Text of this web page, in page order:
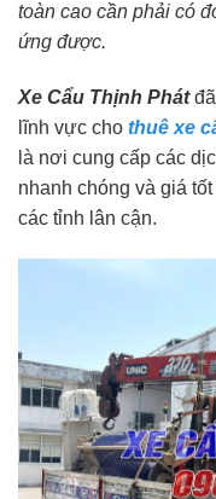
toàn cao cần phải có
ứng được.
Xe Cẩu Thịnh Phátđã
lĩnh vực cho thuê xe
là nơi cung cấp các
nhanh chóng và giá
các tỉnh lân cận.